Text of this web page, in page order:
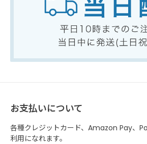
お支払いについて
各種クレジットカード、Amazon Pay、
利用になれます。